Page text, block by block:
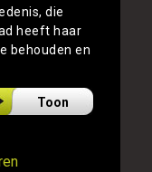
die
heeft haar
behouden en
Toon